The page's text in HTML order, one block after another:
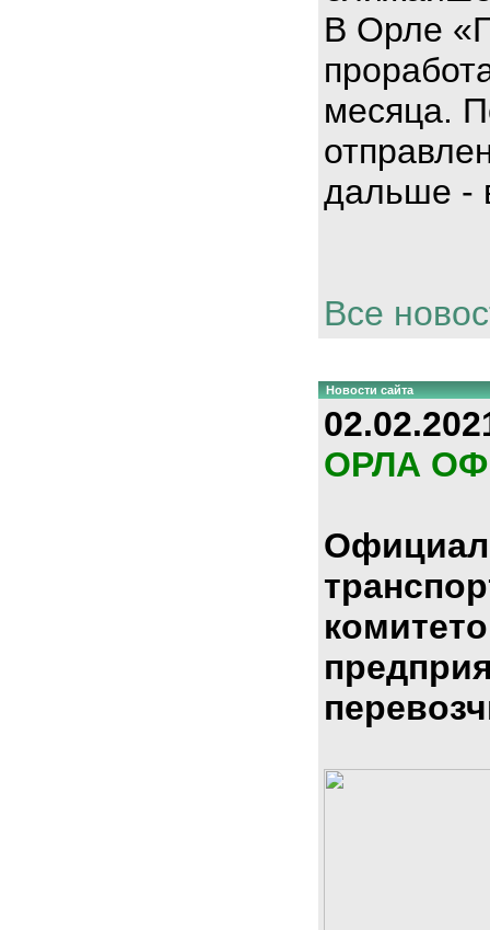
В Орле
месяца.
дальше -
Все
Новости сайта
ОРЛА